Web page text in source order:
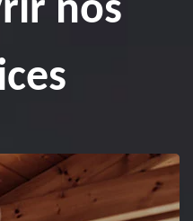
nos